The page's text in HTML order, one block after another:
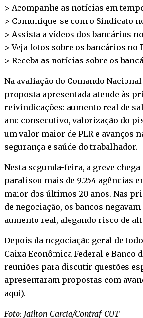
> Acompanhe as notícias em
> Comunique-se com o Sindicato
> Assista a vídeos dos bancários
> Veja fotos sobre os bancários no
> Receba as notícias sobre os
Na avaliação do Comando
proposta apresentada atende às
reivindicações: aumento real de
ano consecutivo, valorização do
um valor maior de PLR e avanços
segurança e saúde do trabalhador.
Nesta segunda-feira, a greve chega
paralisou mais de 9.254 agências
maior dos últimos 20 anos. Nas
de negociação, os bancos
aumento real, alegando risco de
Depois da negociação geral de
Caixa Econômica Federal e Banco
reuniões para discutir questões
apresentaram propostas com
aqui).
Foto: Jailton Garcia/Contraf-CUT